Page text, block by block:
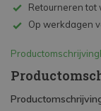
Retourneren tot
Op werkdagen
Productomschrijving